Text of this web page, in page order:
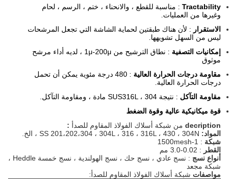
Tractability: مناسبة للقطع ، والانحناء ، ختم ، الرسم ، لحام
وغيرها من العمليات.
الاستقرار : لأن هناك طبقتين لحماية الشاشة التي تجعل المرشحات
ليس من السهل تشويهها.
إمكانيات التصفية
: نطاق الترشيح من 1μ-200μ ، لديه أداء مرشح
موثوق
مقاومة درجات الحرارة العالية
: 480 درجة مئوية يمكن أن تحمل
درجات الحرارة العالية.
مقاومة التآكل: نتيجة SUS316L ، 304 مادة ، ومقاومة التآكل.
قوة ميكانيكية عالية وقوة الضغط
decriptionمن شبكة أسلاك الفولاذ المقاوم للصدأ:
المواد: SS 201،202،304 ، 304L ، 316 ، 316L ، 430 ، 304N ، الخ.
شبكة: 1-1500mesh
القطر: 0.02-3.0 مم
أنواع نسج: نسج عادي ، نسج حك ، نسج الهولندية ، نسج
خمسة Heddle ،
شبكة مجعد
مواصفاتشبكة أسلاك الفولاذ المقاوم للصدأ: